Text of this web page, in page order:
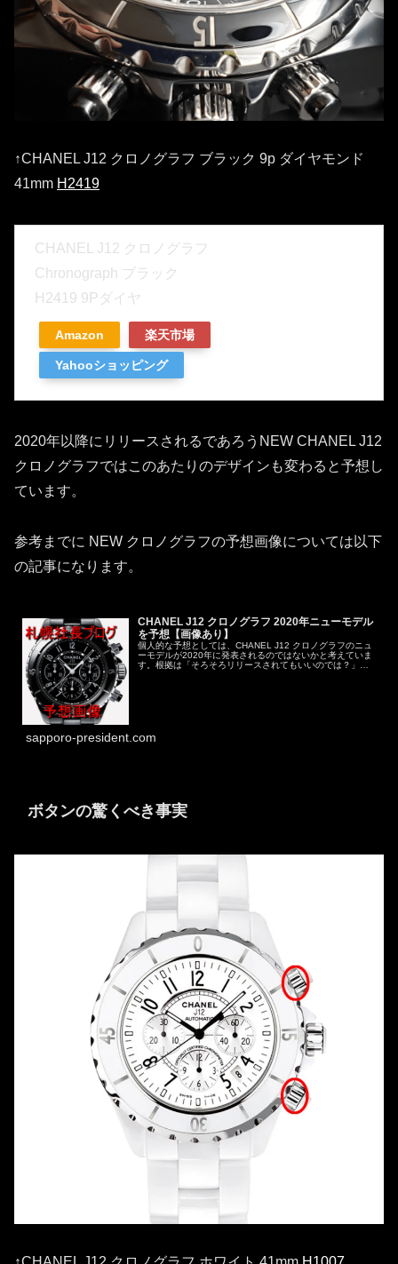
↑CHANEL J12 クロノグラフ ブラック 9p ダイヤモンド
41mm H2419
CHANEL J12 クロノグラフ
Chronograph ブラック
H2419 9Pダイヤ
Amazon 楽天市場
Yahooショッピング
2020年以降にリリースされるであろうNEW CHANEL J12
クロノグラフではこのあたりのデザインも変わると予想し
ています。
参考までに NEW クロノグラフの予想画像については以下
の記事になります。
CHANEL J12 クロノグラフ 2020年ニューモデル
を予想【画像あり】
個人的な予想としては、CHANEL J12 クロノグラフのニュ
ーモデルが2020年に発表されるのではないかと考えていま
す。根拠は「そろそろリリースされてもいいのでは？」と
sapporo-president.com
ボタンの驚くべき事実